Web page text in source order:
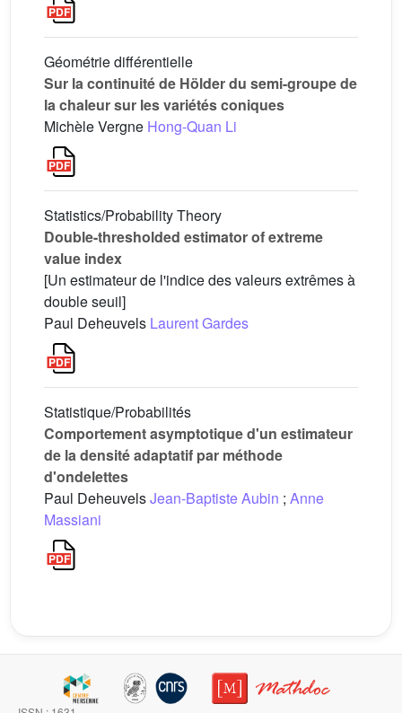
Géométrie différentielle
Sur la continuité de Hölder du semi-groupe de
la chaleur sur les variétés coniques
Michèle Vergne Hong-Quan Li
Statistics/Probability Theory
Double-thresholded estimator of extreme
value index
[Un estimateur de l'indice des valeurs extrêmes à
double seuil]
Paul Deheuvels Laurent Gardes
Statistique/Probabilités
Comportement asymptotique d'un estimateur
de la densité adaptatif par méthode
d'ondelettes
Paul DeheuvelsJean-Baptiste Aubin ; Anne
Massiani